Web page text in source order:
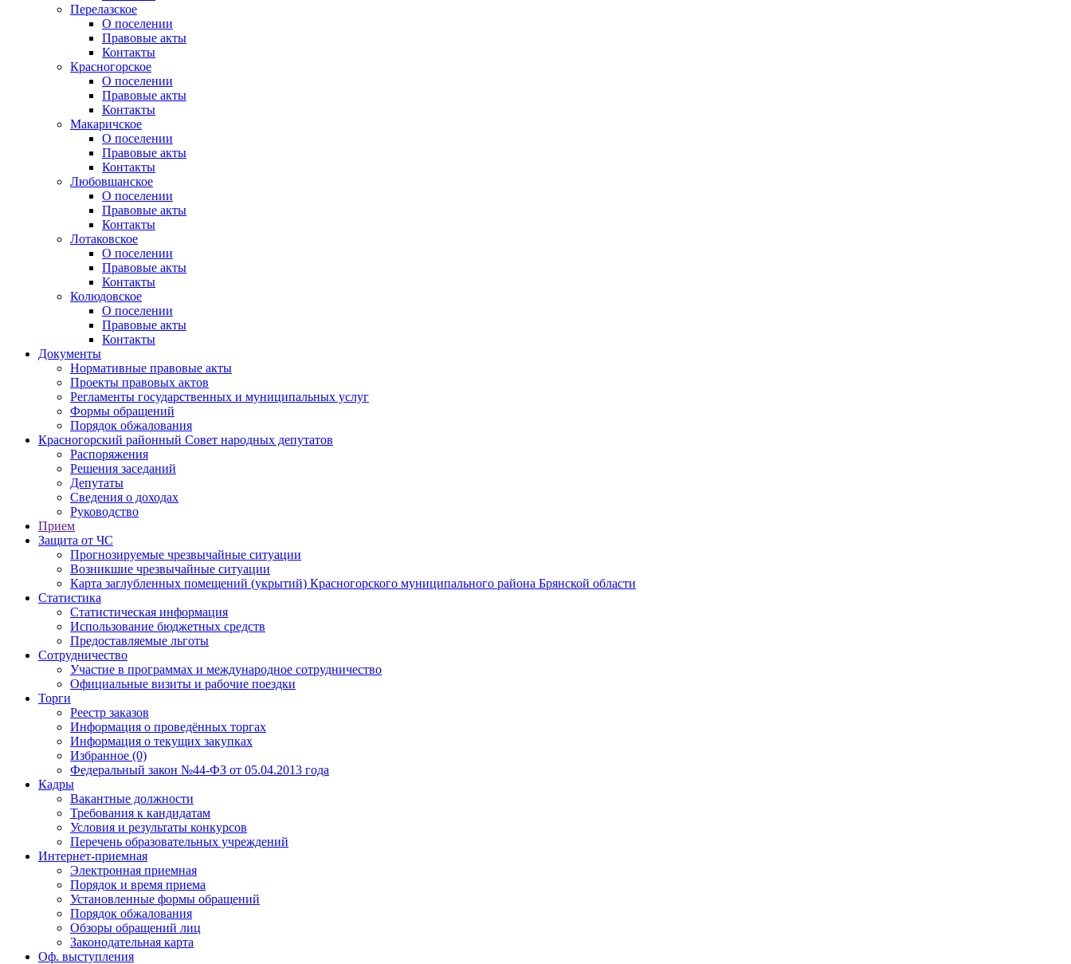
Перелазское
О поселении
Правовые акты
Контакты
Красногорское
О поселении
Правовые акты
Контакты
Макаричское
О поселении
Правовые акты
Контакты
Любовшанское
О поселении
Правовые акты
Контакты
Лотаковское
О поселении
Правовые акты
Контакты
Колюдовское
О поселении
Правовые акты
Контакты
Документы
Нормативные правовые акты
Проекты правовых актов
Регламенты государственных и муниципальных услуг
Формы обращений
Порядок обжалования
Красногорский районный Совет народных депутатов
Распоряжения
Решения заседаний
Депутаты
Сведения о доходах
Руководство
Прием
Защита от ЧС
Прогнозируемые чрезвычайные ситуации
Возникшие чрезвычайные ситуации
Карта заглубленных помещений (укрытий) Красногорского муниципального района Брянской области
Статистика
Статистическая информация
Использование бюджетных средств
Предоставляемые льготы
Сотрудничество
Участие в программах и международное сотрудничество
Официальные визиты и рабочие поездки
Торги
Реестр заказов
Информация о проведённых торгах
Информация о текущих закупках
Избранное (0)
Федеральный закон №44-ФЗ от 05.04.2013 года
Кадры
Вакантные должности
Требования к кандидатам
Условия и результаты конкурсов
Перечень образовательных учреждений
Интернет-приемная
Электронная приемная
Порядок и время приема
Установленные формы обращений
Порядок обжалования
Обзоры обращений лиц
Законодательная карта
Оф. выступления